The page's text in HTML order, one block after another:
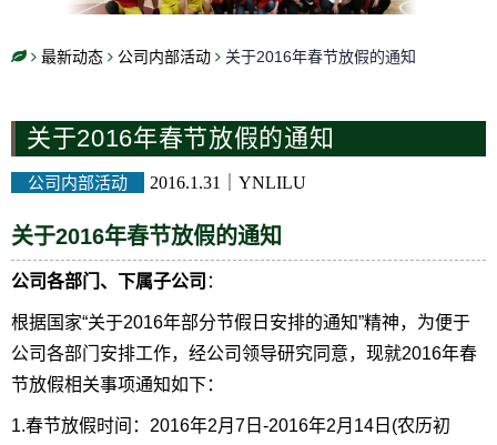
最新动态 公司内部活动 关于2016年春节放假的通知
关于2016年春节放假的通知
公司内部活动 2016.1.31 YNLILU
关于2016年春节放假的通知
公司各部门、下属子公司 ：
根据国家“关于2016年部分节假日安排的通知”精神，为便于
公司各部门安排工作，经公司领导研究同意，现就2016年春
节放假相关事项通知如下：
1.春节放假时间：2016年2月7日-2016年2月14日(农历初